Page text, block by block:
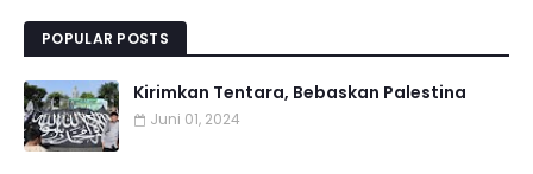
POPULAR POSTS
Kirimkan Tentara, Bebaskan Palestina
Juni 01, 2024